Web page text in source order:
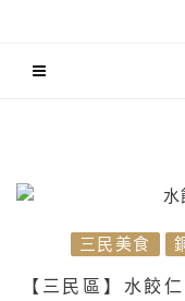
三民美食
【三民區】水餃